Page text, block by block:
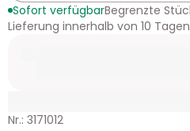
Sofort verfügbarBegrenzte
Lieferung innerhalb von 10 Tagen
Nr.: 3171012